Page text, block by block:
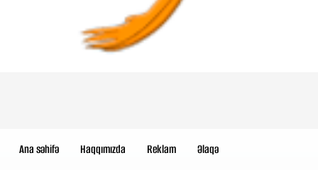
Ana səhifə Haqqımızda Reklam
Əlaqə